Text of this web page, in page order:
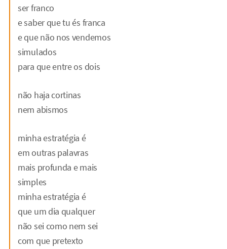
ser franco
e saber que tu és franca
e que não nos vendemos
simulados
para que entre os dois
não haja cortinas
nem abismos
minha estratégia é
em outras palavras
mais profunda e mais
simples
minha estratégia é
que um dia qualquer
não sei como nem sei
com que pretexto